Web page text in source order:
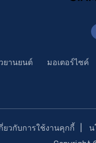
ยานยนต์ มอเตอร์ไซค์
ยวกับการใช้งานคุกกี้